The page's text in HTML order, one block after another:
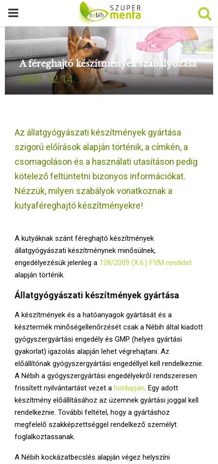
P
R
I
M
R
M
N
U
A féreghajtó készítmények szabályozása
2021.12.14.
Az állatgyógyászati készítmények gyártása
szigorú előírások alapján történik, a címkén, a
csomagoláson és a használati utasításon pedig
kötelező feltüntetni bizonyos információkat.
Nézzük, milyen szabályok vonatkoznak a
kutyaféreghajtó készítményekre!
A kutyáknak szánt féreghajtó készítmények
állatgyógyászati készítménynek minősülnek,
engedélyezésük jelenleg a 128/2009 (X.6.) FVM rendelet
alapján történik.
Állatgyógyászati készítmények gyártása
A készítmények és a hatóanyagok gyártását és a
késztermék minőségellenőrzését csak a Nébih által kiadott
gyógyszergyártási engedély és GMP (helyes gyártási
gyakorlat) igazolás alapján lehet végrehajtani. Az
előállítónak gyógyszergyártási engedéllyel kell rendelkeznie.
A Nébih a gyógyszergyártási engedélyekről rendszeresen
frissített nyilvántartást vezet a honlapján . Egy adott
készítmény előállításához az üzemnek gyártási joggal kell
rendelkeznie. További feltétel, hogy a gyártáshoz
megfelelő szakképzettséggel rendelkező személyt
foglalkoztassanak.
A Nébih kockázatbecslés alapján végez helyszíni